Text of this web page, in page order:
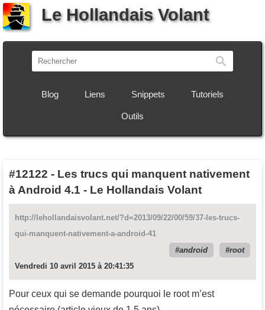
Le Hollandais Volant
Blog Liens Snippets Tutoriels
Outils
#12122 - Les trucs qui manquent nativement
à Android 4.1 - Le Hollandais Volant
http://lehollandaisvolant.net/?d=2013/09/22/00/59/37-les-trucs-
qui-manquent-nativement-a-android-41
android
root
Vendredi 10 avril 2015 à 20:41:35
Pour ceux qui se demande pourquoi le root m’est